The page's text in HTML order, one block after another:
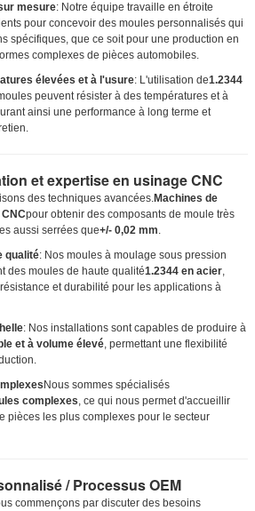
un message
mesure: Notre équipe travaille en étroite
pour concevoir des moules personnalisés qui
spécifiques, que ce soit pour une production en
complexes de pièces automobiles.
élevées et à l'usure: L'utilisation de1.2344
peuvent résister à des températures et à
ainsi une performance à long terme et
et expertise en usinage CNC
des techniques avancées.Machines de
pour obtenir des composants de moule très
aussi serrées que+/- 0,02 mm.
qualité: Nos moules à moulage sous pression
des moules de haute qualité1.2344 en acier,
et durabilité pour les applications à
: Nos installations sont capables de produire à
et à volume élevé, permettant une flexibilité
Nous sommes spécialisés
complexes, ce qui nous permet d'accueillir
pièces les plus complexes pour le secteur
/ Processus OEM
commençons par discuter des besoins